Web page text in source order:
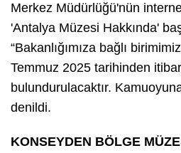
Merkez Müdürlüğü'nün
'Antalya Müzesi Hakkında'
“Bakanlığımıza bağlı
Temmuz 2025 tarihinden
bulundurulacaktır.
denildi.
KONSEYDEN BÖLGE